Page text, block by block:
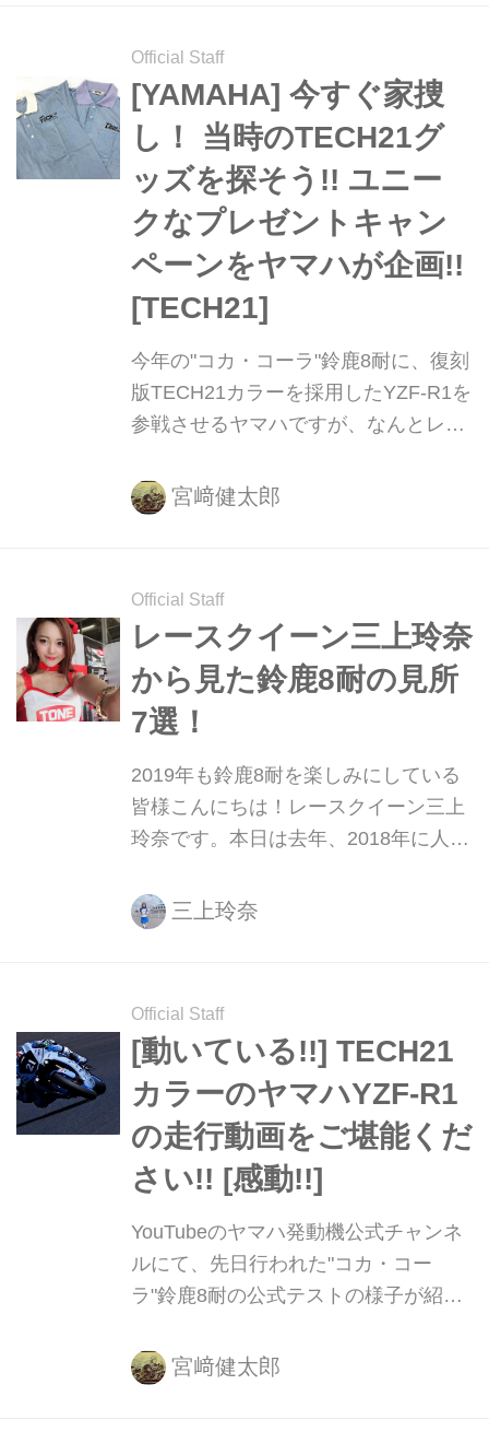
Official Staff
[YAMAHA] 今すぐ家捜
し！ 当時のTECH21グ
ッズを探そう!! ユニー
クなプレゼントキャン
ペーンをヤマハが企画!!
[TECH21]
今年の"コカ・コーラ"鈴鹿8耐に、復刻
版TECH21カラーを採用したYZF-R1を
参戦させるヤマハですが、なんとレー
ンペーンを企画しています。それは
1980年代当時のTECH21グッズを鈴鹿
限定数プレゼントする、というもの！
今すぐ実家のかあちゃん・・・もと
い、母上に電話して家捜しをしてもら
いましょう！（笑）
宮﨑健太郎
Official Staff
レースクイーン三上玲奈
から見た鈴鹿8耐の見所
7選！
2019年も鈴鹿8耐を楽しみにしている
皆様こんにちは！レースクイーン三上
玲奈です。本日は去年、2018年に人生
の見所をご紹介させて頂きます♩
三上玲奈
Official Staff
[動いている!!] TECH21
カラーのヤマハYZF-R1
の走行動画をご堪能くだ
さい!! [感動!!]
YouTubeのヤマハ発動機公式チャンネ
ルにて、先日行われた"コカ・コー
ラ"鈴鹿8耐の公式テストの様子が紹介
刻カラーをまとったヤマハYZF-R1が
疾走する姿を、動画にてぜひご確認く
宮﨑健太郎